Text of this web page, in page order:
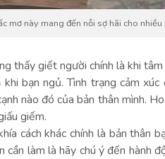
mơ này mang đến nỗi sợ hãi cho nhiều
thấy giết người chính là khi
bạn ngủ. Tình trạng cảm
nào đó của bản thân mình.
giếm.
cách khác chính là bản thân
làm là hãy chú ý đến hành